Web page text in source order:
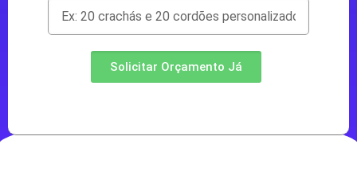
Solicitar Orçamento Já